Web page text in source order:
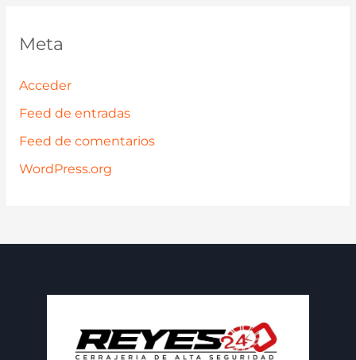
Meta
Acceder
Feed de entradas
Feed de comentarios
WordPress.org